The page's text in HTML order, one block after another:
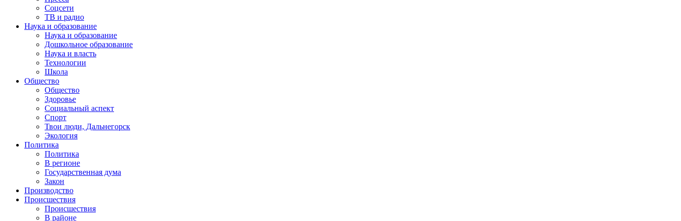
Соцсети
ТВ и радио
Наука и образование
Наука и образование
Дошкольное образование
Наука и власть
Технологии
Школа
Общество
Общество
Здоровье
Социальный аспект
Спорт
Твои люди, Дальнегорск
Экология
Политика
Политика
В регионе
Государственная дума
Закон
Производство
Происшествия
Происшествия
В районе